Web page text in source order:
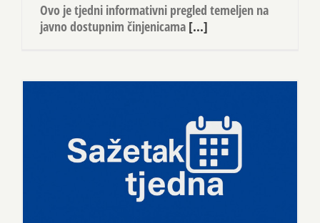
Ovo je tjedni informativni pregled temeljen na
javno dostupnim činjenicama [...]